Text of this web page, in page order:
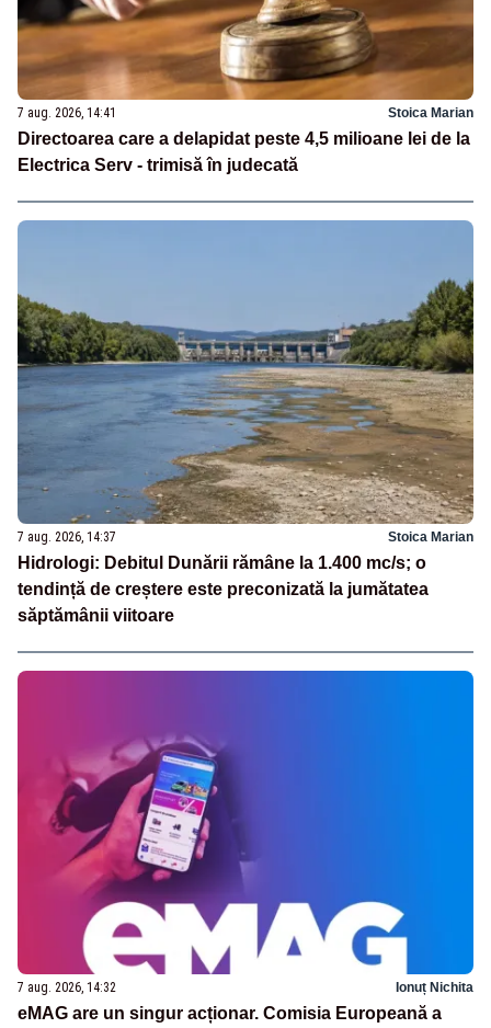
7 aug. 2026, 14:41 Stoica Marian
Directoarea care a delapidat peste 4,5 milioane lei de la
Electrica Serv - trimisă în judecată
7 aug. 2026, 14:37 Stoica Marian
Hidrologi: Debitul Dunării rămâne la 1.400 mc/s; o
tendință de creștere este preconizată la jumătatea
săptămânii viitoare
7 aug. 2026, 14:32 Ionuț Nichita
eMAG are un singur acționar. Comisia Europeană a